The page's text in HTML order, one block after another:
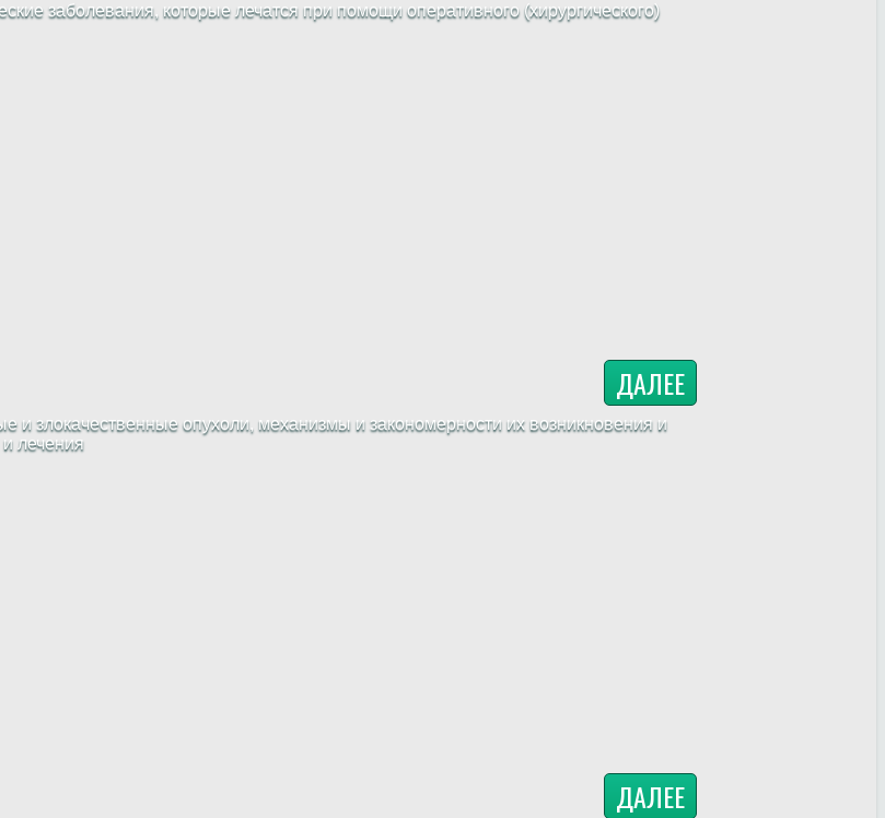
заболевания, которые лечатся при помощи оперативного (хирургического)
ДАЛЕЕ
и злокачественные опухоли, механизмы и закономерности их возникновения и
лечения
ДАЛЕЕ